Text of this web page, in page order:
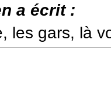
a écrit :
les gars, là